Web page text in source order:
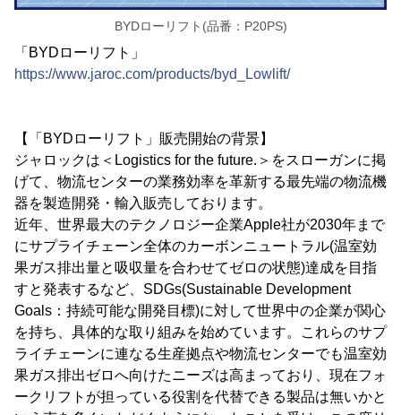
BYDローリフト(品番：P20PS)
「BYDローリフト」
https://www.jaroc.com/products/byd_Lowlift/
【「BYDローリフト」販売開始の背景】
ジャロックは＜Logistics for the future.＞をスローガンに掲
げて、物流センターの業務効率を革新する最先端の物流機
器を製造開発・輸入販売しております。
近年、世界最大のテクノロジー企業Apple社が2030年まで
にサプライチェーン全体のカーボンニュートラル(温室効
果ガス排出量と吸収量を合わせてゼロの状態)達成を目指
すと発表するなど、SDGs(Sustainable Development
Goals：持続可能な開発目標)に対して世界中の企業が関心
を持ち、具体的な取り組みを始めています。これらのサプ
ライチェーンに連なる生産拠点や物流センターでも温室効
果ガス排出ゼロへ向けたニーズは高まっており、現在フォ
ークリフトが担っている役割を代替できる製品は無いかと